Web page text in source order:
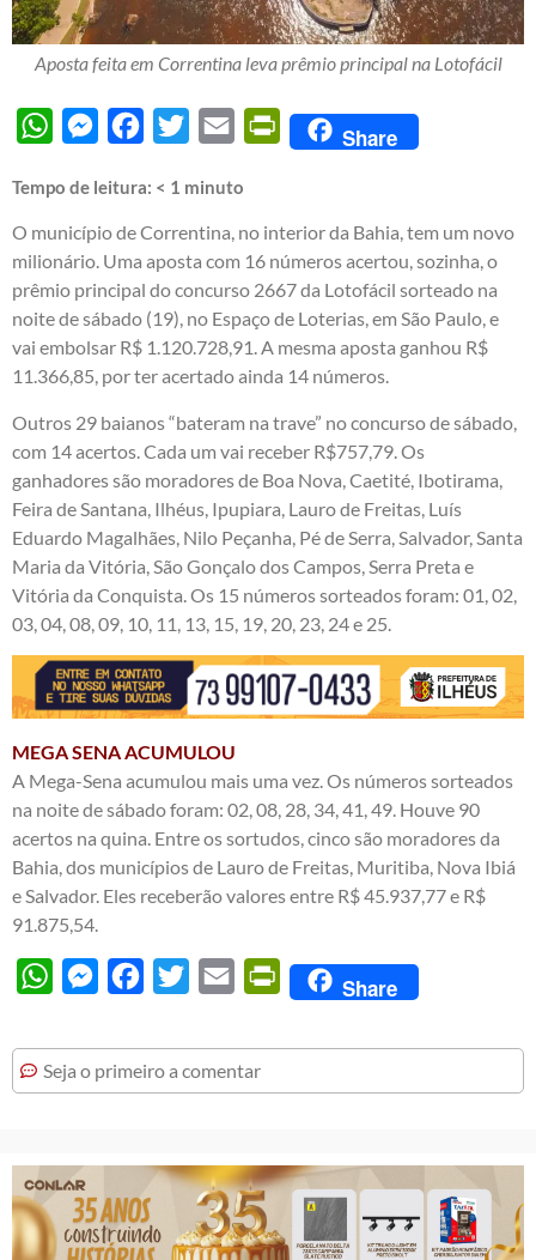
Aposta feita em Correntina leva prêmio principal na Lotofácil
WhatsAppMessengerFacebook
Twitter Email PrintFriendly
Share
Tempo de leitura: < 1 minuto
O município de Correntina, no interior da Bahia, tem um novo
milionário. Uma aposta com 16 números acertou, sozinha, o
prêmio principal do concurso 2667 da Lotofácil sorteado na
noite de sábado (19), no Espaço de Loterias, em São Paulo, e
vai embolsar R$ 1.120.728,91. A mesma aposta ganhou R$
11.366,85, por ter acertado ainda 14 números.
Outros 29 baianos “bateram na trave” no concurso de sábado,
com 14 acertos. Cada um vai receber R$757,79. Os
ganhadores são moradores de Boa Nova, Caetité, Ibotirama,
Feira de Santana, Ilhéus, Ipupiara, Lauro de Freitas, Luís
Eduardo Magalhães, Nilo Peçanha, Pé de Serra, Salvador, Santa
Maria da Vitória, São Gonçalo dos Campos, Serra Preta e
Vitória da Conquista. Os 15 números sorteados foram: 01, 02,
03, 04, 08, 09, 10, 11, 13, 15, 19, 20, 23, 24 e 25.
MEGA SENA ACUMULOU
A Mega-Sena acumulou mais uma vez. Os números sorteados
na noite de sábado foram: 02, 08, 28, 34, 41, 49. Houve 90
acertos na quina. Entre os sortudos, cinco são moradores da
Bahia, dos municípios de Lauro de Freitas, Muritiba, Nova Ibiá
e Salvador. Eles receberão valores entre R$ 45.937,77 e R$
91.875,54.
WhatsAppMessengerFacebook
Twitter Email PrintFriendly
Share
Seja o primeiro a comentar